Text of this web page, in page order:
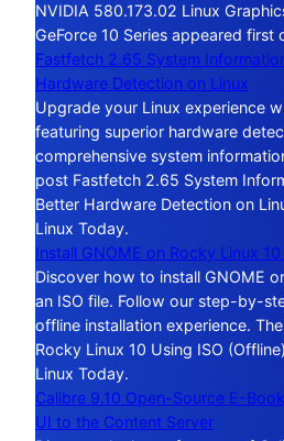
NVIDIA 580.173.02 Linux
GeForce 10 Series appeared first
Fastfetch 2.65 System
Hardware Detection on Linux
Upgrade your Linux experience
featuring superior hardware
comprehensive system
post Fastfetch 2.65 System
Better Hardware Detection on
Linux Today.
Install GNOME on Rocky Linux
Discover how to install GNOME
an ISO file. Follow our step-by-
offline installation experience.
Rocky Linux 10 Using ISO
Linux Today.
Calibre 9.10 Open-Source E-
UI to the Content Server